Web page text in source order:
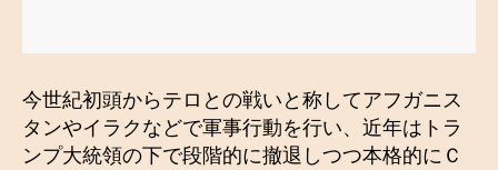
今世紀初頭からテロとの戦いと称してアフガニス
タンやイラクなどで軍事行動を行い、近年はトラ
ンプ大統領の下で段階的に撤退しつつ本格的にＣ